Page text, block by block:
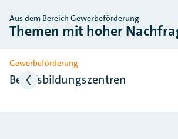
Aus dem Bereich Gewerbeförderung
Themen mit hoher
Slider überspringen
Gewerbeförderung
Berufsbildungszentren